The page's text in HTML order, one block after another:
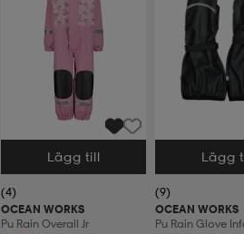
Välj storlek
Lägg till
(4)
OCEAN WORKS
Pu Rain Overall Jr
Välj storlek
Lägg
(9)
OCEAN WORKS
Pu Rain Glove